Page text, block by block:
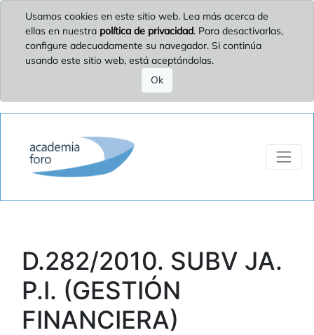
Usamos cookies en este sitio web. Lea más acerca de
ellas en nuestra política de privacidad. Para desactivarlas,
configure adecuadamente su navegador. Si continúa
usando este sitio web, está aceptándolas.
Ok
D.282/2010. SUBV JA.
P.I. (GESTIÓN
FINANCIERA)